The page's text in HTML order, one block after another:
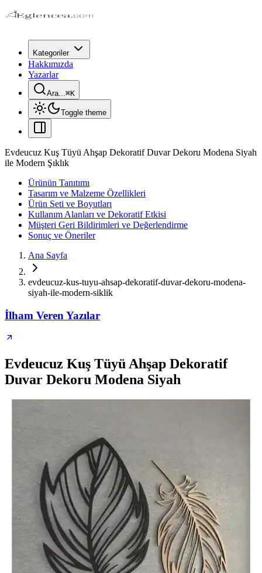
Kategoriler
Hakkımızda
Yazarlar
Ara...⌘K
Toggle theme
Evdeucuz Kuş Tüyü Ahşap Dekoratif Duvar Dekoru Modena Siyah
ile Modern Şıklık
Ürünün Tanıtımı
Tasarım ve Malzeme Özellikleri
Ürün Seti ve Boyutları
Kullanım Alanları ve Dekoratif Etkisi
Müşteri Geri Bildirimleri ve Değerlendirme
Sonuç ve Öneriler
Ana Sayfa
evdeucuz-kus-tuyu-ahsap-dekoratif-duvar-dekoru-modena-
siyah-ile-modern-siklik
İlham Veren Yazılar
Evdeucuz Kuş Tüyü Ahşap Dekoratif
Duvar Dekoru Modena Siyah